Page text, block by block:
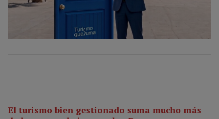
El turismo bien gestionado suma mucho más